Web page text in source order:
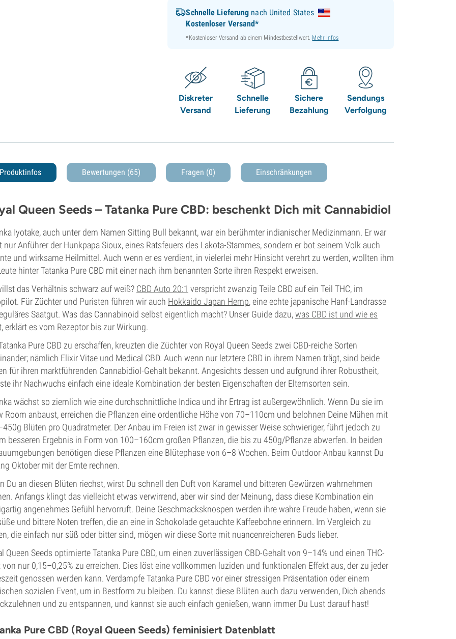
Schnelle Lieferung nach United States
Kostenloser Versand*
*Kostenloser Versand ab einem Mindestbestellwert. Mehr Infos
Diskreter
Versand
Schnelle
Lieferung
Sichere
Bezahlung
Sendungs
Verfolgung
Produktinfos Bewertungen (65) Fragen (0) Einschränkungen
Queen Seeds – Tatanka Pure CBD: beschenkt Dich mit Cannabidiol
Iyotake, auch unter dem Namen Sitting Bull bekannt, war ein berühmter indianischer Medizinmann. Er war
nur Anführer der Hunkpapa Sioux, eines Ratsfeuers des Lakota-Stammes, sondern er bot seinem Volk auch
und wirksame Heilmittel. Auch wenn er es verdient, in vielerlei mehr Hinsicht verehrt zu werden, wollten ihm
hinter Tatanka Pure CBD mit einer nach ihm benannten Sorte ihren Respekt erweisen.
das Verhältnis schwarz auf weiß? CBD Auto 20:1 verspricht zwanzig Teile CBD auf ein Teil THC, im
Für Züchter und Puristen führen wir auch Hokkaido Japan Hemp, eine echte japanische Hanf-Landrasse
Saatgut. Was das Cannabinoid selbst eigentlich macht? Unser Guide dazu,was CBD ist und wie es
, erklärt es vom Rezeptor bis zur Wirkung.
Pure CBD zu erschaffen, kreuzten die Züchter von Royal Queen Seeds zwei CBD-reiche Sorten
nämlich Elixir Vitae und Medical CBD. Auch wenn nur letztere CBD in ihrem Namen trägt, sind beide
für ihren marktführenden Cannabidiol-Gehalt bekannt. Angesichts dessen und aufgrund ihrer Robustheit,
ihr Nachwuchs einfach eine ideale Kombination der besten Eigenschaften der Elternsorten sein.
wächst so ziemlich wie eine durchschnittliche Indica und ihr Ertrag ist außergewöhnlich. Wenn Du sie im
Room anbaust, erreichen die Pflanzen eine ordentliche Höhe von 70–110cm und belohnen Deine Mühen mit
Blüten pro Quadratmeter. Der Anbau im Freien ist zwar in gewisser Weise schwieriger, führt jedoch zu
besseren Ergebnis in Form von 100–160cm großen Pflanzen, die bis zu 450g/Pflanze abwerfen. In beiden
benötigen diese Pflanzen eine Blütephase von 6–8 Wochen. Beim Outdoor-Anbau kannst Du
Oktober mit der Ernte rechnen.
Du an diesen Blüten riechst, wirst Du schnell den Duft von Karamel und bitteren Gewürzen wahrnehmen
Anfangs klingt das vielleicht etwas verwirrend, aber wir sind der Meinung, dass diese Kombination ein
angenehmes Gefühl hervorruft. Deine Geschmacksknospen werden ihre wahre Freude haben, wenn sie
und bittere Noten treffen, die an eine in Schokolade getauchte Kaffeebohne erinnern. Im Vergleich zu
die einfach nur süß oder bitter sind, mögen wir diese Sorte mit nuancenreicheren Buds lieber.
Queen Seeds optimierte Tatanka Pure CBD, um einen zuverlässigen CBD-Gehalt von 9–14% und einen THC-
von nur 0,15–0,25% zu erreichen. Dies löst eine vollkommen luziden und funktionalen Effekt aus, der zu jeder
genossen werden kann. Verdampfe Tatanka Pure CBD vor einer stressigen Präsentation oder einem
sozialen Event, um in Bestform zu bleiben. Du kannst diese Blüten auch dazu verwenden, Dich abends
und zu entspannen, und kannst sie auch einfach genießen, wann immer Du Lust darauf hast!
Pure CBD (Royal Queen Seeds) feminisiert Datenblatt